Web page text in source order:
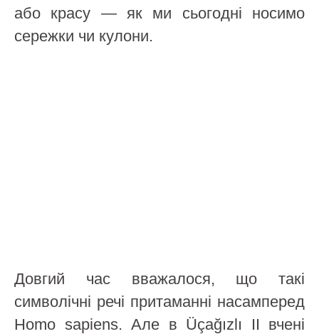
або красу — як ми сьогодні носимо
сережки чи кулони.
Довгий час вважалося, що такі
символічні речі притаманні насамперед
Homo sapiens. Але в Üçağızlı II вчені